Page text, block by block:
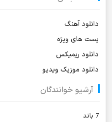
دانلود آهنگ
پست های ویژه
دانلود ریمیکس
دانلود موزیک ویدیو
آرشیو خوانندگان
7 باند